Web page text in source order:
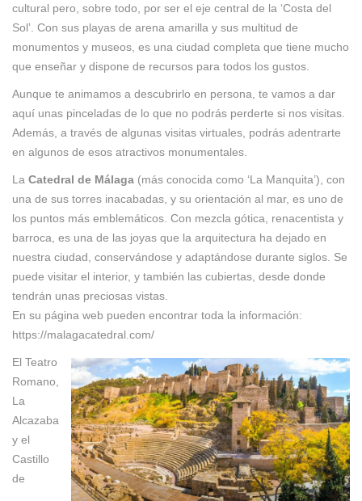
cultural pero, sobre todo, por ser el eje central de la ‘Costa del
Sol’. Con sus playas de arena amarilla y sus multitud de
monumentos y museos, es una ciudad completa que tiene mucho
que enseñar y dispone de recursos para todos los gustos.
Aunque te animamos a descubrirlo en persona, te vamos a dar
aquí unas pinceladas de lo que no podrás perderte si nos visitas.
Además, a través de algunas visitas virtuales, podrás adentrarte
en algunos de esos atractivos monumentales.
La Catedral de Málaga (más conocida como ‘La Manquita’), con
una de sus torres inacabadas, y su orientación al mar, es uno de
los puntos más emblemáticos. Con mezcla gótica, renacentista y
barroca, es una de las joyas que la arquitectura ha dejado en
nuestra ciudad, conservándose y adaptándose durante siglos. Se
puede visitar el interior, y también las cubiertas, desde donde
tendrán unas preciosas vistas.
En su página web pueden encontrar toda la información:
https://malagacatedral.com/
El Teatro
Romano,
La
Alcazaba
y el
Castillo
de